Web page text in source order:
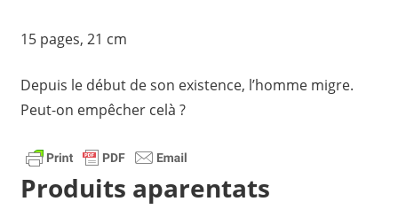
15 pages, 21 cm
Depuis le début de son existence, l’homme migre.
Peut-on empêcher celà ?
Produits aparentats